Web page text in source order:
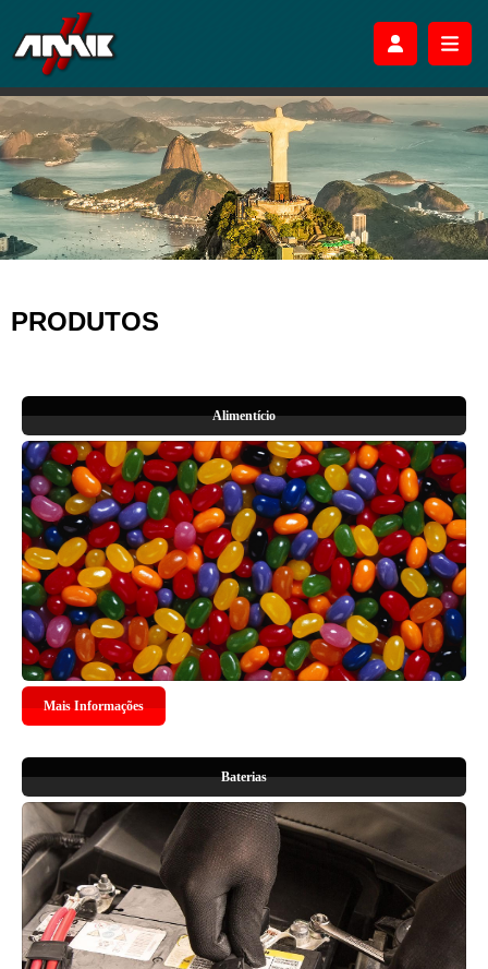
PRODUTOS
Alimentício
Mais Informações
Baterias